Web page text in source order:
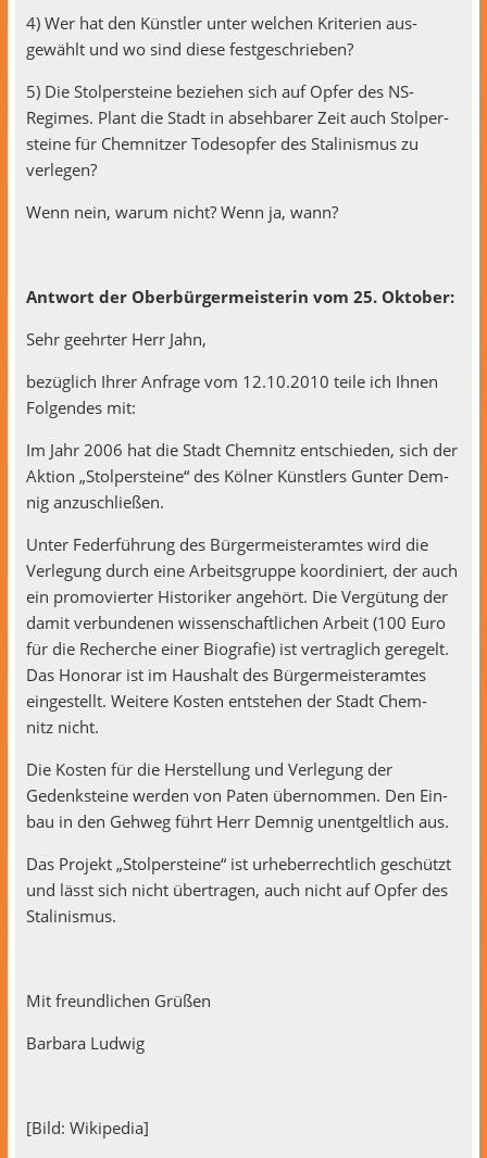
4) Wer hat den Kün­stler unter welchen Kri­te­rien aus­
gewählt und wo sind diese festgeschrieben?
5) Die Stolper­steine beziehen sich auf Opfer des NS-
Regimes. Plant die Stadt in abse­hbar­er Zeit auch Stolper­
steine für Chem­nitzer Todes­opfer des Stal­in­is­mus zu
verlegen?
Wenn nein, warum nicht? Wenn ja, wann?
Antwort der Ober­bürg­er­meis­terin vom 25. Oktober:
Sehr geehrter Herr Jahn,
bezüglich Ihrer Anfrage vom 12.10.2010 teile ich Ihnen
Fol­gen­des mit:
Im Jahr 2006 hat die Stadt Chem­nitz entsch­ieden, sich der
Aktion „Stolper­steine“ des Köl­ner Kün­stlers Gunter Dem­
nig anzuschließen.
Unter Fed­er­führung des Bürg­er­meis­ter­amtes wird die
Ver­legung durch eine Arbeits­gruppe koor­diniert, der auch
ein pro­moviert­er His­torik­er ange­hört. Die Vergü­tung der
damit ver­bun­de­nen wis­senschaftlichen Arbeit (100 Euro
für die Recherche ein­er Biografie) ist ver­traglich geregelt.
Das Hon­o­rar ist im Haushalt des Bürg­er­meis­ter­amtes
eingestellt. Weit­ere Kosten entste­hen der Stadt Chem­
nitz nicht.
Die Kosten für die Her­stel­lung und Ver­legung der
Gedenksteine wer­den von Pat­en über­nom­men. Den Ein­
bau in den Gehweg führt Herr Dem­nig unent­geltlich aus.
Das Pro­jekt „Stolper­steine“ ist urhe­ber­rechtlich geschützt
und lässt sich nicht über­tra­gen, auch nicht auf Opfer des
Stalinismus.
Mit fre­undlichen Grüßen
Bar­bara Ludwig
[Bild: Wikipedia]